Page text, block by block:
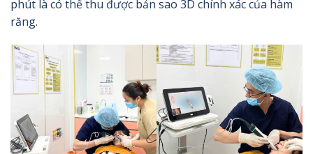
phút là có thể thu được bản sao 3D chính xác của hàm
răng.